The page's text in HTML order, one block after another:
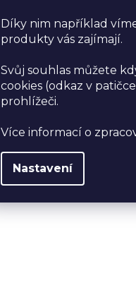
Díky nim například
produkty vás zajímají.
Svůj souhlas můžete
cookies (odkaz v
prohlížeči.
Více informací o
Nastavení